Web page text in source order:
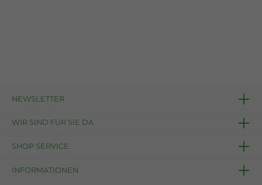
NEWSLETTER
WIR SIND FÜR SIE DA
SHOP SERVICE
INFORMATIONEN